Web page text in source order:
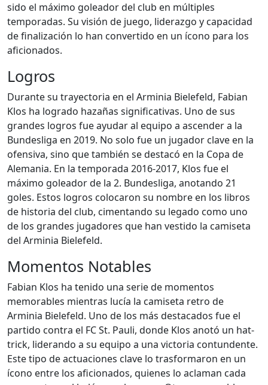
sido el máximo goleador del club en múltiples
temporadas. Su visión de juego, liderazgo y capacidad
de finalización lo han convertido en un ícono para los
aficionados.
Logros
Durante su trayectoria en el Arminia Bielefeld, Fabian
Klos ha logrado hazañas significativas. Uno de sus
grandes logros fue ayudar al equipo a ascender a la
Bundesliga en 2019. No solo fue un jugador clave en la
ofensiva, sino que también se destacó en la Copa de
Alemania. En la temporada 2016-2017, Klos fue el
máximo goleador de la 2. Bundesliga, anotando 21
goles. Estos logros colocaron su nombre en los libros
de historia del club, cimentando su legado como uno
de los grandes jugadores que han vestido la camiseta
del Arminia Bielefeld.
Momentos Notables
Fabian Klos ha tenido una serie de momentos
memorables mientras lucía la camiseta retro de
Arminia Bielefeld. Uno de los más destacados fue el
partido contra el FC St. Pauli, donde Klos anotó un hat-
trick, liderando a su equipo a una victoria contundente.
Este tipo de actuaciones clave lo trasformaron en un
ícono entre los aficionados, quienes lo aclaman cada